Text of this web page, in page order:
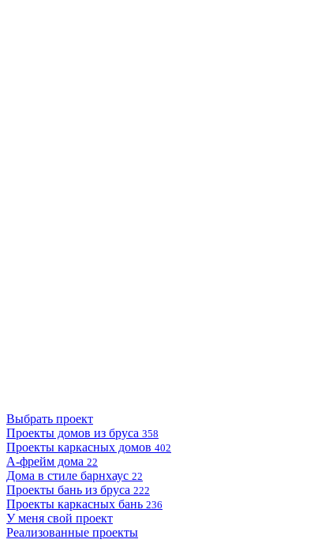
Выбрать проект
Проекты домов из бруса 358
Проекты каркасных домов 402
А-фрейм дома 22
Дома в стиле барнхаус 22
Проекты бань из бруса 222
Проекты каркасных бань 236
У меня свой проект
Реализованные проекты